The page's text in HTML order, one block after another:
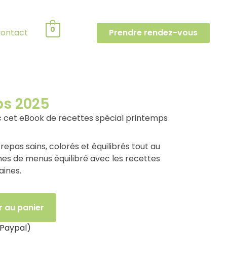
0 Prendre rendez-vous
2025
cet eBook de recettes spécial printemps
sains, colorés et équilibrés tout au
de menus équilibré avec les recettes
au panier